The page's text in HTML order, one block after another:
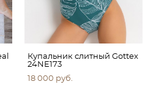
Купальник слитный Gottex
24NE173
18 000 pуб.